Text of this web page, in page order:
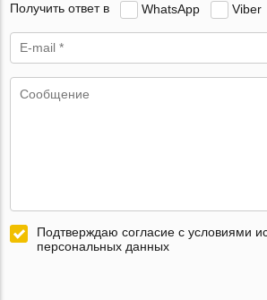
Получить ответ в WhatsApp Viber
Подтверждаю согласие с условиями
персональных данных